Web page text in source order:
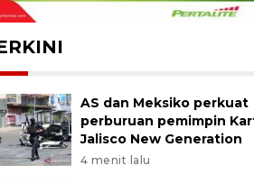
AS dan Meksiko perkuat
perburuan pemimpin
Jalisco New Generation
4 menit lalu